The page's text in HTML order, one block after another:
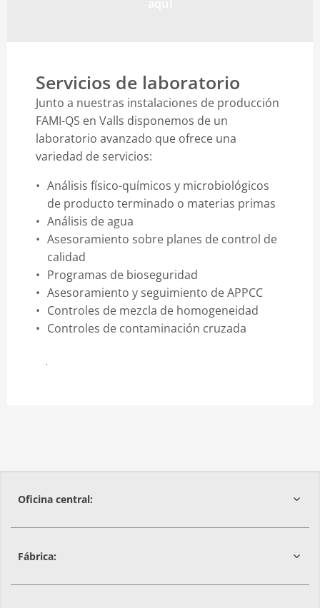
Servicios de laboratorio
Junto a nuestras instalaciones de producción
FAMI-QS en Valls disponemos de un
laboratorio avanzado que ofrece una
variedad de servicios:
Análisis físico-químicos y microbiológicos
de producto terminado o materias primas
Análisis de agua
Asesoramiento sobre planes de control de
calidad
Programas de bioseguridad
Asesoramiento y seguimiento de APPCC
Controles de mezcla de homogeneidad
Controles de contaminación cruzada
Contacte con nuestro laboratorio aquí
Oficina central:
Fábrica: